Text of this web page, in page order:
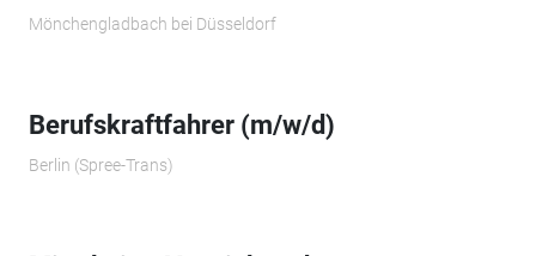
Mönchengladbach bei Düsseldorf
Berufskraftfahrer (m/w/d)
Berlin (Spree-Trans)